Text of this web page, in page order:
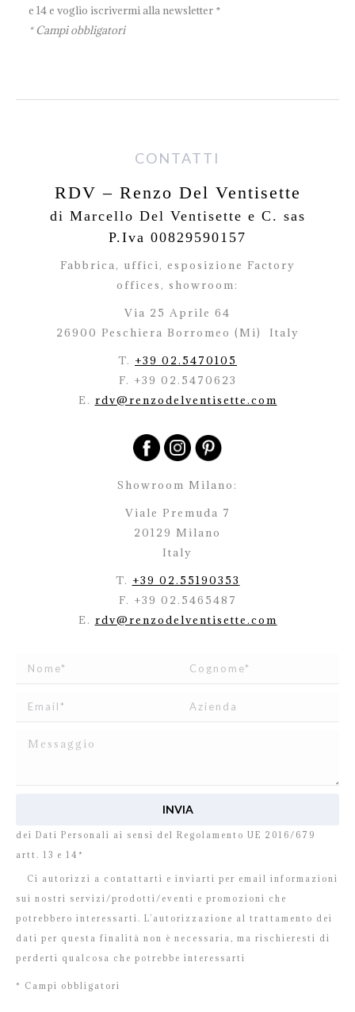
e 14 e voglio iscrivermi alla newsletter *
* Campi obbligatori
CONTATTI
RDV – Renzo Del Ventisette
di Marcello Del Ventisette e C. sas
P.Iva 00829590157
Fabbrica, uffici, esposizione Factory
offices, showroom:
Via 25 Aprile 64
26900 Peschiera Borromeo (Mi)
Italy
T. +39 02.5470105
F. +39 02.5470623
E. rdv@renzodelventisette.com
Showroom Milano:
Viale Premuda 7
20129 Milano
Italy
T. +39 02.55190353
F. +39 02.5465487
E. rdv@renzodelventisette.com
dei Dati Personali ai sensi del Regolamento UE 2016/679
artt. 13 e 14*
Ci autorizzi a contattarti e inviarti per email informazioni
sui nostri servizi/prodotti/eventi e promozioni che
potrebbero interessarti. L’autorizzazione al trattamento dei
dati per questa finalità non è necessaria, ma rischieresti di
perderti qualcosa che potrebbe interessarti
* Campi obbligatori